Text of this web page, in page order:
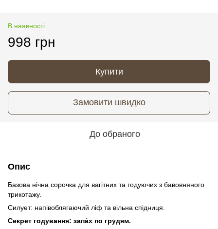
В наявності
998 грн
Купити
Замовити швидко
До обраного
Опис
Базова нічна сорочка для вагітних та годуючих з бавовняного
трикотажу.
Силует: напівоблягаючий ліф та вільна спідниця.
Секрет годування: запа́х по грудям.